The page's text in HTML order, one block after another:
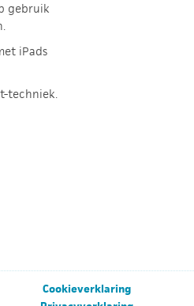
gebruik
iPads
techniek.
Cookieverklaring